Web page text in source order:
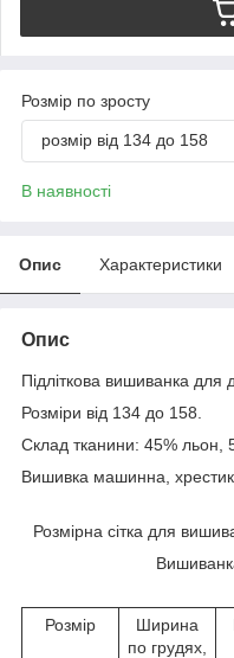
Розмір по зросту
розмір від 134 до 158
В наявності
Опис Характеристики
Опис
Підліткова вишиванка для
Розміри від 134 до 158.
Склад тканини: 45% льон,
Вишивка машинна,
Розмірна сітка для
Розмір
Ширина
по грудях,